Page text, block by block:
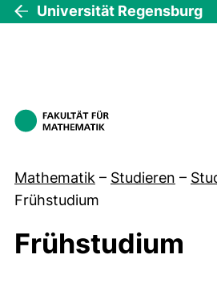
Universität Regensburg
Mathematik – Studieren –
Frühstudium
Frühstudium